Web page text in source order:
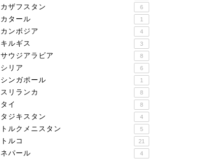
カザフスタン 6
カタール 1
カンボジア 4
キルギス 3
サウジアラビア 8
シリア 6
シンガポール 1
スリランカ 8
タイ 8
タジキスタン 4
トルクメニスタン 5
トルコ 21
ネパール 4